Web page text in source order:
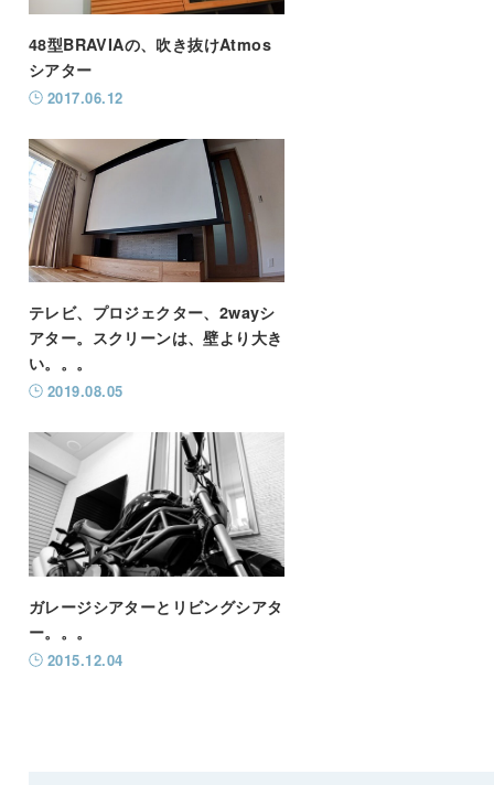
48型BRAVIAの、吹き抜けAtmos
シアター
2017.06.12
テレビ、プロジェクター、2wayシ
アター。スクリーンは、壁より大き
い。。。
2019.08.05
ガレージシアターとリビングシアタ
ー。。。
2015.12.04